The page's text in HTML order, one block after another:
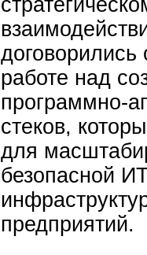
договорились
работе над
программно-
стеков,
для
безопасной
предприятий.